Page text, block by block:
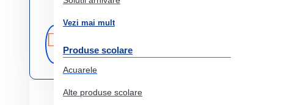
Vezi mai mult
Produse scolare
Acuarele
Alte produse scolare
originale
originale